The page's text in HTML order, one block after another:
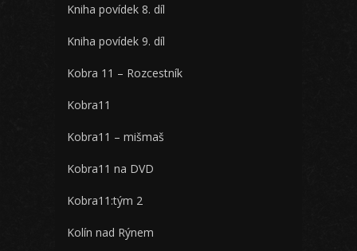
Kniha povídek 8. díl
Kniha povídek 9. díl
Kobra 11 – Rozcestník
Kobra11
Kobra11 – mišmaš
Kobra11 na DVD
Kobra11:tým 2
Kolín nad Rýnem